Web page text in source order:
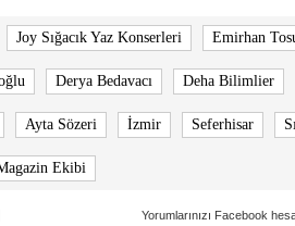
Joy Sığacık Yaz Konserleri Emirhan
Derya Bedavacı Deha Bilimlier
Ayta Sözeri İzmir Seferhisar
Ekibi
Yorumlarınızı Facebook